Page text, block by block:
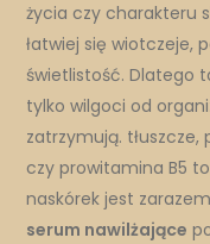
życia czy charakteru
łatwiej się wiotczeje,
świetlistość. Dlatego
tylko wilgoci od
zatrzymują. tłuszcze,
czy prowitamina B5
naskórek jest
serum nawilżające